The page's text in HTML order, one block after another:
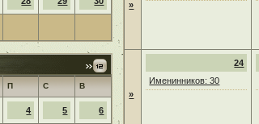
П С В
4 5 6
»
»
24
Именинников: 30